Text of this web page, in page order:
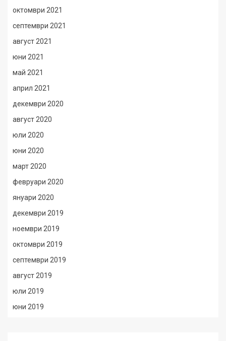
октомври 2021
септември 2021
август 2021
юни 2021
май 2021
април 2021
декември 2020
август 2020
юли 2020
юни 2020
март 2020
февруари 2020
януари 2020
декември 2019
ноември 2019
октомври 2019
септември 2019
август 2019
юли 2019
юни 2019